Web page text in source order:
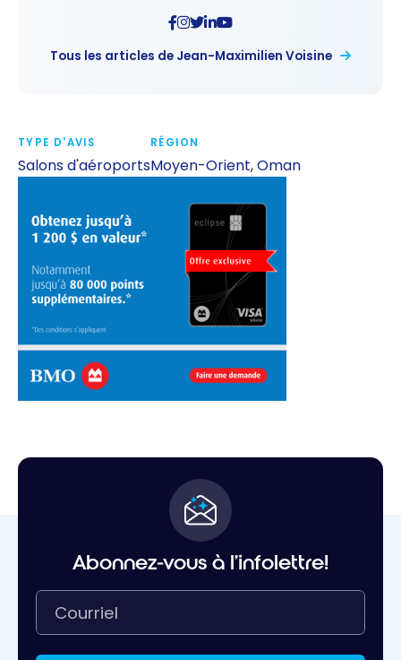
Tous les articles de Jean-Maximilien Voisine
TYPE D'AVIS
Salons d'aéroports
RÉGION
Moyen-Orient,Oman
Abonnez-vous à l'infolettre!